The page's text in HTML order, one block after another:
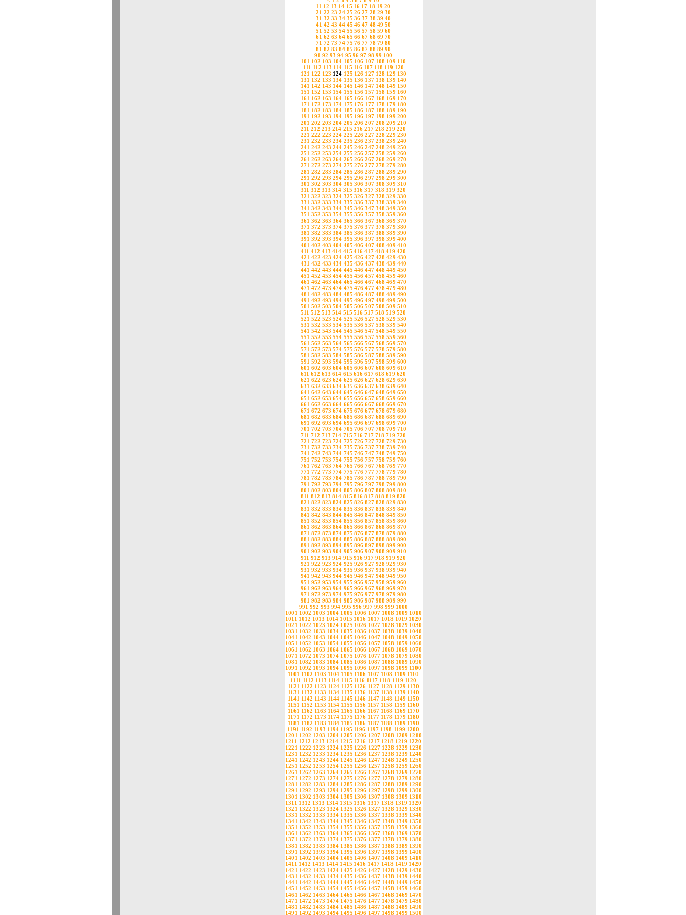
11 12 13 14 15 16 17 18 19 20
21 22 23 24 25 26 27 28 29 30
31 32 33 34 35 36 37 38 39 40
41 42 43 44 45 46 47 48 49 50
51 52 53 54 55 56 57 58 59 60
61 62 63 64 65 66 67 68 69 70
71 72 73 74 75 76 77 78 79 80
81 82 83 84 85 86 87 88 89 90
91 92 93 94 95 96 97 98 99 100
101 102 103 104 105 106 107 108 109 110
111 112 113 114 115 116 117 118 119 120
121 122 123 124 125 126 127 128 129 130
131 132 133 134 135 136 137 138 139 140
141 142 143 144 145 146 147 148 149 150
151 152 153 154 155 156 157 158 159 160
161 162 163 164 165 166 167 168 169 170
171 172 173 174 175 176 177 178 179 180
181 182 183 184 185 186 187 188 189 190
191 192 193 194 195 196 197 198 199 200
201 202 203 204 205 206 207 208 209 210
211 212 213 214 215 216 217 218 219 220
221 222 223 224 225 226 227 228 229 230
231 232 233 234 235 236 237 238 239 240
241 242 243 244 245 246 247 248 249 250
251 252 253 254 255 256 257 258 259 260
261 262 263 264 265 266 267 268 269 270
271 272 273 274 275 276 277 278 279 280
281 282 283 284 285 286 287 288 289 290
291 292 293 294 295 296 297 298 299 300
301 302 303 304 305 306 307 308 309 310
311 312 313 314 315 316 317 318 319 320
321 322 323 324 325 326 327 328 329 330
331 332 333 334 335 336 337 338 339 340
341 342 343 344 345 346 347 348 349 350
351 352 353 354 355 356 357 358 359 360
361 362 363 364 365 366 367 368 369 370
371 372 373 374 375 376 377 378 379 380
381 382 383 384 385 386 387 388 389 390
391 392 393 394 395 396 397 398 399 400
401 402 403 404 405 406 407 408 409 410
411 412 413 414 415 416 417 418 419 420
421 422 423 424 425 426 427 428 429 430
431 432 433 434 435 436 437 438 439 440
441 442 443 444 445 446 447 448 449 450
451 452 453 454 455 456 457 458 459 460
461 462 463 464 465 466 467 468 469 470
471 472 473 474 475 476 477 478 479 480
481 482 483 484 485 486 487 488 489 490
491 492 493 494 495 496 497 498 499 500
501 502 503 504 505 506 507 508 509 510
511 512 513 514 515 516 517 518 519 520
521 522 523 524 525 526 527 528 529 530
531 532 533 534 535 536 537 538 539 540
541 542 543 544 545 546 547 548 549 550
551 552 553 554 555 556 557 558 559 560
561 562 563 564 565 566 567 568 569 570
571 572 573 574 575 576 577 578 579 580
581 582 583 584 585 586 587 588 589 590
591 592 593 594 595 596 597 598 599 600
601 602 603 604 605 606 607 608 609 610
611 612 613 614 615 616 617 618 619 620
621 622 623 624 625 626 627 628 629 630
631 632 633 634 635 636 637 638 639 640
641 642 643 644 645 646 647 648 649 650
651 652 653 654 655 656 657 658 659 660
661 662 663 664 665 666 667 668 669 670
671 672 673 674 675 676 677 678 679 680
681 682 683 684 685 686 687 688 689 690
691 692 693 694 695 696 697 698 699 700
701 702 703 704 705 706 707 708 709 710
711 712 713 714 715 716 717 718 719 720
721 722 723 724 725 726 727 728 729 730
731 732 733 734 735 736 737 738 739 740
741 742 743 744 745 746 747 748 749 750
751 752 753 754 755 756 757 758 759 760
761 762 763 764 765 766 767 768 769 770
771 772 773 774 775 776 777 778 779 780
781 782 783 784 785 786 787 788 789 790
791 792 793 794 795 796 797 798 799 800
801 802 803 804 805 806 807 808 809 810
811 812 813 814 815 816 817 818 819 820
821 822 823 824 825 826 827 828 829 830
831 832 833 834 835 836 837 838 839 840
841 842 843 844 845 846 847 848 849 850
851 852 853 854 855 856 857 858 859 860
861 862 863 864 865 866 867 868 869 870
871 872 873 874 875 876 877 878 879 880
881 882 883 884 885 886 887 888 889 890
891 892 893 894 895 896 897 898 899 900
901 902 903 904 905 906 907 908 909 910
911 912 913 914 915 916 917 918 919 920
921 922 923 924 925 926 927 928 929 930
931 932 933 934 935 936 937 938 939 940
941 942 943 944 945 946 947 948 949 950
951 952 953 954 955 956 957 958 959 960
961 962 963 964 965 966 967 968 969 970
971 972 973 974 975 976 977 978 979 980
981 982 983 984 985 986 987 988 989 990
991 992 993 994 995 996 997 998 999 1000
1001 1002 1003 1004 1005 1006 1007 1008 1009 1010
1011 1012 1013 1014 1015 1016 1017 1018 1019 1020
1021 1022 1023 1024 1025 1026 1027 1028 1029 1030
1031 1032 1033 1034 1035 1036 1037 1038 1039 1040
1041 1042 1043 1044 1045 1046 1047 1048 1049 1050
1051 1052 1053 1054 1055 1056 1057 1058 1059 1060
1061 1062 1063 1064 1065 1066 1067 1068 1069 1070
1071 1072 1073 1074 1075 1076 1077 1078 1079 1080
1081 1082 1083 1084 1085 1086 1087 1088 1089 1090
1091 1092 1093 1094 1095 1096 1097 1098 1099 1100
1101 1102 1103 1104 1105 1106 1107 1108 1109 1110
1111 1112 1113 1114 1115 1116 1117 1118 1119 1120
1121 1122 1123 1124 1125 1126 1127 1128 1129 1130
1131 1132 1133 1134 1135 1136 1137 1138 1139 1140
1141 1142 1143 1144 1145 1146 1147 1148 1149 1150
1151 1152 1153 1154 1155 1156 1157 1158 1159 1160
1161 1162 1163 1164 1165 1166 1167 1168 1169 1170
1171 1172 1173 1174 1175 1176 1177 1178 1179 1180
1181 1182 1183 1184 1185 1186 1187 1188 1189 1190
1191 1192 1193 1194 1195 1196 1197 1198 1199 1200
1201 1202 1203 1204 1205 1206 1207 1208 1209 1210
1211 1212 1213 1214 1215 1216 1217 1218 1219 1220
1221 1222 1223 1224 1225 1226 1227 1228 1229 1230
1231 1232 1233 1234 1235 1236 1237 1238 1239 1240
1241 1242 1243 1244 1245 1246 1247 1248 1249 1250
1251 1252 1253 1254 1255 1256 1257 1258 1259 1260
1261 1262 1263 1264 1265 1266 1267 1268 1269 1270
1271 1272 1273 1274 1275 1276 1277 1278 1279 1280
1281 1282 1283 1284 1285 1286 1287 1288 1289 1290
1291 1292 1293 1294 1295 1296 1297 1298 1299 1300
1301 1302 1303 1304 1305 1306 1307 1308 1309 1310
1311 1312 1313 1314 1315 1316 1317 1318 1319 1320
1321 1322 1323 1324 1325 1326 1327 1328 1329 1330
1331 1332 1333 1334 1335 1336 1337 1338 1339 1340
1341 1342 1343 1344 1345 1346 1347 1348 1349 1350
1351 1352 1353 1354 1355 1356 1357 1358 1359 1360
1361 1362 1363 1364 1365 1366 1367 1368 1369 1370
1371 1372 1373 1374 1375 1376 1377 1378 1379 1380
1381 1382 1383 1384 1385 1386 1387 1388 1389 1390
1391 1392 1393 1394 1395 1396 1397 1398 1399 1400
1401 1402 1403 1404 1405 1406 1407 1408 1409 1410
1411 1412 1413 1414 1415 1416 1417 1418 1419 1420
1421 1422 1423 1424 1425 1426 1427 1428 1429 1430
1431 1432 1433 1434 1435 1436 1437 1438 1439 1440
1441 1442 1443 1444 1445 1446 1447 1448 1449 1450
1451 1452 1453 1454 1455 1456 1457 1458 1459 1460
1461 1462 1463 1464 1465 1466 1467 1468 1469 1470
1471 1472 1473 1474 1475 1476 1477 1478 1479 1480
1481 1482 1483 1484 1485 1486 1487 1488 1489 1490
1491 1492 1493 1494 1495 1496 1497 1498 1499 1500